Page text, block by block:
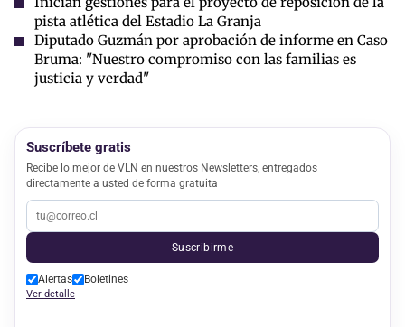
pista atlética del Estadio La Granja
Diputado Guzmán por aprobación de informe en Caso
Bruma: "Nuestro compromiso con las familias es
justicia y verdad"
Suscríbete gratis
Recibe lo mejor de VLN en nuestros Newsletters, entregados
directamente a usted de forma gratuita
Suscribirme
Alertas Boletines
Ver detalle